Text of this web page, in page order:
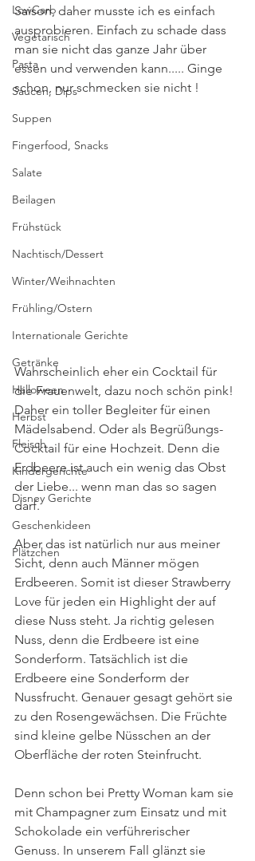
LowCarb
Vegetarisch
Pasta
Saucen, Dips
Suppen
Fingerfood, Snacks
Salate
Beilagen
Frühstück
Nachtisch/Dessert
Winter/Weihnachten
Frühling/Ostern
Internationale Gerichte
Getränke
Halloween
Herbst
Fleisch
Kindergerichte
Disney Gerichte
Geschenkideen
Plätzchen
Saison, daher musste ich es einfach
ausprobieren. Einfach zu schade dass
man sie nicht das ganze Jahr über
essen und verwenden kann..... Ginge
schon, nur schmecken sie nicht !
Wahrscheinlich eher ein Cocktail für
die Frauenwelt, dazu noch schön pink!
Daher ein toller Begleiter für einen
Mädelsabend. Oder als Begrüßungs-
Cocktail für eine Hochzeit. Denn die
Erdbeere ist auch ein wenig das Obst
der Liebe... wenn man das so sagen
darf.
Aber das ist natürlich nur aus meiner
Sicht, denn auch Männer mögen
Erdbeeren. Somit ist dieser Strawberry
Love für jeden ein Highlight der auf
diese Nuss steht. Ja richtig gelesen
Nuss, denn die Erdbeere ist eine
Sonderform. Tatsächlich ist die
Erdbeere eine Sonderform der
Nussfrucht. Genauer gesagt gehört sie
zu den Rosengewächsen. Die Früchte
sind kleine gelbe Nüsschen an der
Oberfläche der roten Steinfrucht.
Denn schon bei Pretty Woman kam sie
mit Champagner zum Einsatz und mit
Schokolade ein verführerischer
Genuss. In unserem Fall glänzt sie